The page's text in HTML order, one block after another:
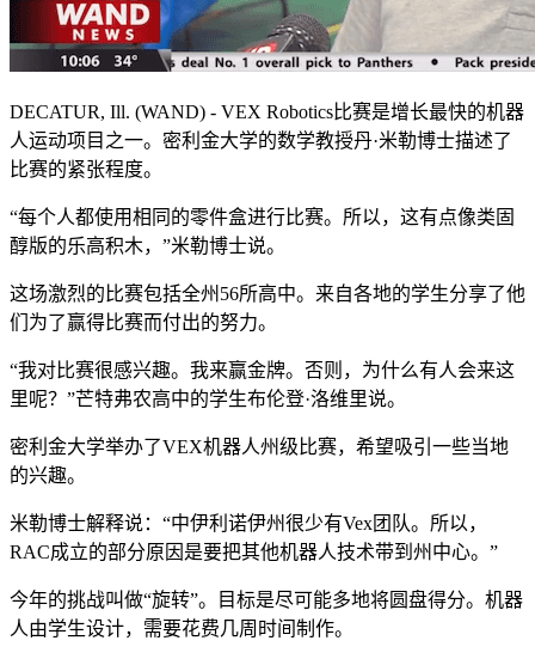
DECATUR, Ill. (WAND) - VEX Robotics比赛是增长最快的机器
人运动项目之一。密利金大学的数学教授丹·米勒博士描述了
比赛的紧张程度。
“每个人都使用相同的零件盒进行比赛。所以，这有点像类固
醇版的乐高积木，”米勒博士说。
这场激烈的比赛包括全州56所高中。来自各地的学生分享了他
们为了赢得比赛而付出的努力。
“我对比赛很感兴趣。我来赢金牌。否则，为什么有人会来这
里呢？”芒特弗农高中的学生布伦登·洛维里说。
密利金大学举办了VEX机器人州级比赛，希望吸引一些当地
的兴趣。
米勒博士解释说：“中伊利诺伊州很少有Vex团队。所以，
RAC成立的部分原因是要把其他机器人技术带到州中心。”
今年的挑战叫做“旋转”。目标是尽可能多地将圆盘得分。机器
人由学生设计，需要花费几周时间制作。